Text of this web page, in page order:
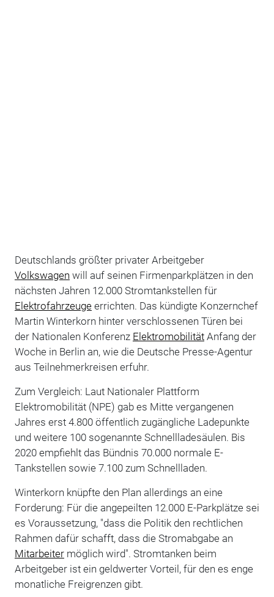
Deutschlands größter privater Arbeitgeber
Volkswagen will auf seinen Firmenparkplätzen in den
nächsten Jahren 12.000 Stromtankstellen für
Elektrofahrzeugeerrichten. Das kündigte Konzernchef
Martin Winterkorn hinter verschlossenen Türen bei
der Nationalen Konferenz ElektromobilitätAnfang der
Woche in Berlin an, wie die Deutsche Presse-Agentur
aus Teilnehmerkreisen erfuhr.
Zum Vergleich: Laut Nationaler Plattform
Elektromobilität (NPE) gab es Mitte vergangenen
Jahres erst 4.800 öffentlich zugängliche Ladepunkte
und weitere 100 sogenannte Schnellladesäulen. Bis
2020 empfiehlt das Bündnis 70.000 normale E-
Tankstellen sowie 7.100 zum Schnellladen.
Winterkorn knüpfte den Plan allerdings an eine
Forderung: Für die angepeilten 12.000 E-Parkplätze sei
es Voraussetzung, "dass die Politik den rechtlichen
Rahmen dafür schafft, dass die Stromabgabe an
Mitarbeitermöglich wird". Stromtanken beim
Arbeitgeber ist ein geldwerter Vorteil, für den es enge
monatliche Freigrenzen gibt.